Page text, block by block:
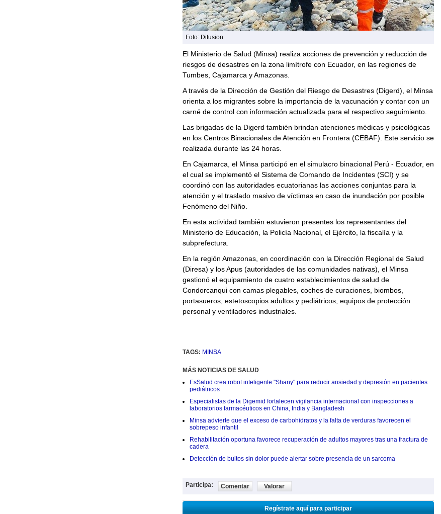
Foto: Difusion
El Ministerio de Salud (Minsa) realiza acciones de prevención y reducción de
riesgos de desastres en la zona limítrofe con Ecuador, en las regiones de
Tumbes, Cajamarca y Amazonas.
A través de la Dirección de Gestión del Riesgo de Desastres (Digerd), el Minsa
orienta a los migrantes sobre la importancia de la vacunación y contar con un
carné de control con información actualizada para el respectivo seguimiento.
Las brigadas de la Digerd también brindan atenciones médicas y psicológicas
en los Centros Binacionales de Atención en Frontera (CEBAF). Este servicio se
realizada durante las 24 horas.
En Cajamarca, el Minsa participó en el simulacro binacional Perú - Ecuador, en
el cual se implementó el Sistema de Comando de Incidentes (SCI) y se
coordinó con las autoridades ecuatorianas las acciones conjuntas para la
atención y el traslado masivo de víctimas en caso de inundación por posible
Fenómeno del Niño.
En esta actividad también estuvieron presentes los representantes del
Ministerio de Educación, la Policía Nacional, el Ejército, la fiscalía y la
subprefectura.
En la región Amazonas, en coordinación con la Dirección Regional de Salud
(Diresa) y los Apus (autoridades de las comunidades nativas), el Minsa
gestionó el equipamiento de cuatro establecimientos de salud de
Condorcanqui con camas plegables, coches de curaciones, biombos,
portasueros, estetoscopios adultos y pediátricos, equipos de protección
personal y ventiladores industriales.
TAGS: MINSA
MÁS NOTICIAS DE SALUD
EsSalud crea robot inteligente "Shany" para reducir ansiedad y depresión en pacientes
pediátricos
Especialistas de la Digemid fortalecen vigilancia internacional con inspecciones a
laboratorios farmacéuticos en China, India y Bangladesh
Minsa advierte que el exceso de carbohidratos y la falta de verduras favorecen el
sobrepeso infantil
Rehabilitación oportuna favorece recuperación de adultos mayores tras una fractura de
cadera
Detección de bultos sin dolor puede alertar sobre presencia de un sarcoma
Participa: Comentar Valorar
Regístrate aquí para participar